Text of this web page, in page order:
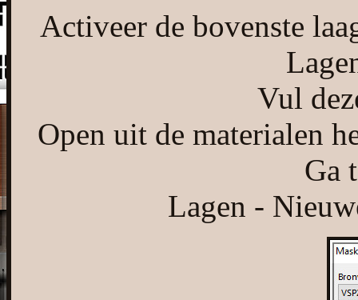
Activeer de bovenste
Vul
Open uit de materialen
Ga
Lagen -